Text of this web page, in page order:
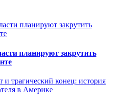
планируют закрутить